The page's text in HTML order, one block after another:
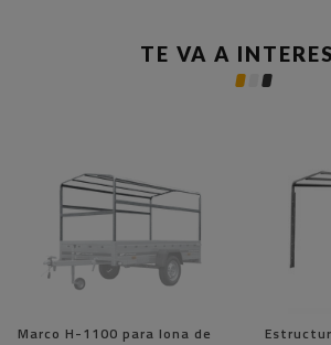
TE VA A
Marco H-1100 para lona de